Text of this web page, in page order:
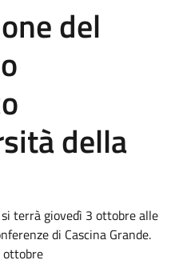
del
della
terrà giovedì 3 ottobre alle
di Cascina Grande.
ottobre